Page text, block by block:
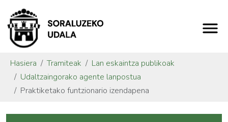
Hasiera Tramiteak
Lan eskaintza publikoak
Udaltzaingorako agente lanpostua
Praktiketako funtzionario izendapena